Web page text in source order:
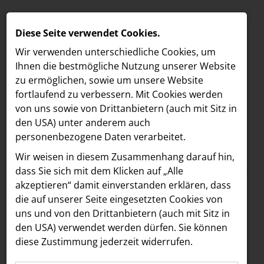
MELDUNGEN
LOEBELL NORDBERG
INNER
aehre
Astoria Artshow
B/S/H Hausgeräte
Meldungen / Vöslauer
Text Bilder
06.05.2025
Vöslauer x Nina
Chuba: Start der
Diese Seite verwendet Cookies.
Wir verwenden unterschiedliche Cookies, um
Ihnen die best­mögliche Nutzung unserer Website
zu ermöglichen, sowie um unsere Website
fortlaufend zu verbessern. Mit Cookies werden
von uns sowie von Drittanbietern (auch mit Sitz in
den USA) unter anderem auch
personenbezogene Daten verarbeitet.
Wir weisen in diesem Zusammenhang darauf hin,
dass Sie sich mit dem Klicken auf „Alle
akzeptieren“ damit ein­ver­standen erklären, dass
die auf unserer Seite eingesetzten Cookies von
uns und von den Drittanbietern (auch mit Sitz in
den USA) verwendet werden dürfen. Sie können
diese Zustimmung jederzeit widerrufen.